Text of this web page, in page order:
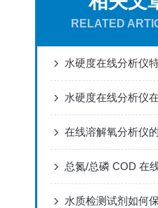
RELATED
水硬度在线分析仪
水质检测试剂如何